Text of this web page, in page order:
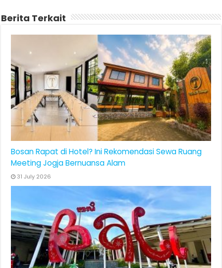
Berita Terkait
Bosan Rapat di Hotel? Ini Rekomendasi Sewa Ruang
Meeting Jogja Bernuansa Alam
31 July 2026